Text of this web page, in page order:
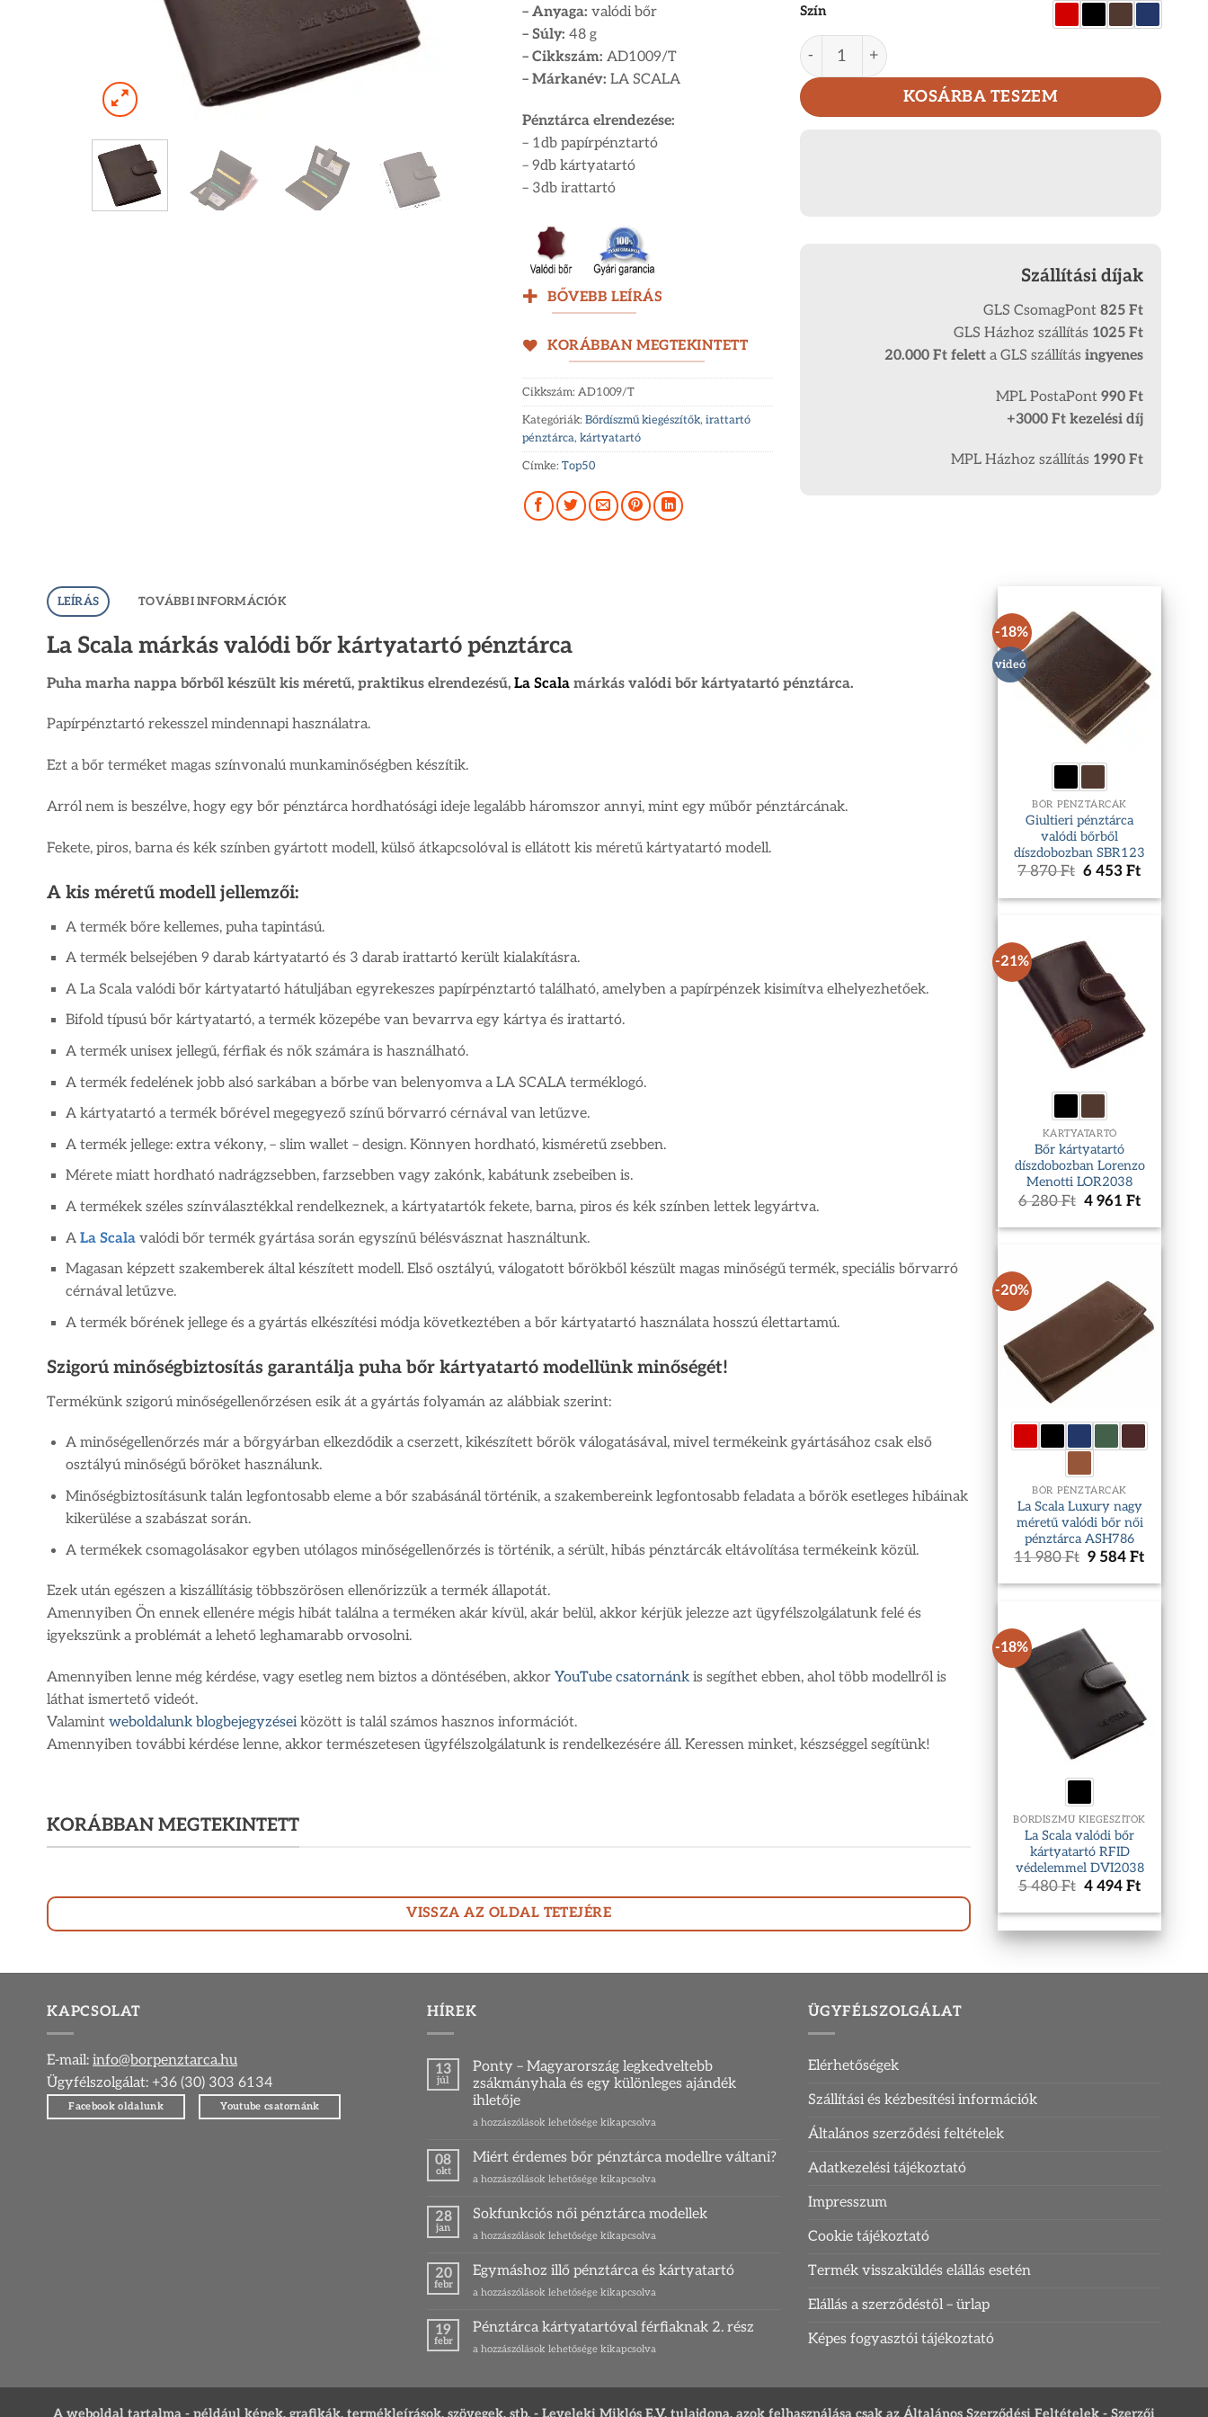
– Anyaga: valódi bőr
– Súly: 48 g
– Cikkszám: AD1009/T
– Márkanév:LA SCALA
Pénztárca elrendezése:
– 1db papírpénztartó
– 9db kártyatartó
– 3db irattartó
BŐVEBB LEÍRÁS
KORÁBBAN MEGTEKINTETT
Cikkszám:AD1009/T
Kategóriák:Bőrdíszmű kiegészítők,irattartó
pénztárca,kártyatartó
Címke:Top50
Szín
La Scala valódi bőr irat és kártyatartó AD1009/T
KOSÁRBA TESZEM
Szállítási díjak
GLS CsomagPont 825 Ft
GLS Házhoz szállítás 1025 Ft
20.000 Ft feletta GLS szállítás ingyenes
MPL PostaPont 990 Ft
+3000 Ft kezelési díj
MPL Házhoz szállítás 1990 Ft
LEÍRÁS TOVÁBBI INFORMÁCIÓK
La Scala márkás valódi bőr kártyatartó pénztárca
Puha marha nappa bőrből készült kis méretű, praktikus elrendezésű, La Scala márkás valódi bőr kártyatartó pénztárca.
Papírpénztartó rekesszel mindennapi használatra.
Ezt a bőr terméket magas színvonalú munkaminőségben készítik.
Arról nem is beszélve, hogy egy bőr pénztárca hordhatósági ideje legalább háromszor annyi, mint egy műbőr pénztárcának.
Fekete, piros, barna és kék színben gyártott modell, külső átkapcsolóval is ellátott kis méretű kártyatartó modell.
A kis méretű modell jellemzői:
A termék bőre kellemes, puha tapintású.
A termék belsejében 9 darab kártyatartó és 3 darab irattartó került kialakításra.
A La Scala valódi bőr kártyatartó hátuljában egyrekeszes papírpénztartó található, amelyben a papírpénzek kisimítva elhelyezhetőek.
Bifold típusú bőr kártyatartó, a termék közepébe van bevarrva egy kártya és irattartó.
A termék unisex jellegű, férfiak és nők számára is használható.
A termék fedelének jobb alsó sarkában a bőrbe van belenyomva a LA SCALA terméklogó.
A kártyatartó a termék bőrével megegyező színű bőrvarró cérnával van letűzve.
A termék jellege: extra vékony, – slim wallet – design. Könnyen hordható, kisméretű zsebben.
Mérete miatt hordható nadrágzsebben, farzsebben vagy zakónk, kabátunk zsebeiben is.
A termékek széles színválasztékkal rendelkeznek, a kártyatartók fekete, barna, piros és kék színben lettek legyártva.
A La Scalavalódi bőr termék gyártása során egyszínű bélésvásznat használtunk.
Magasan képzett szakemberek által készített modell. Első osztályú, válogatott bőrökből készült magas minőségű termék, speciális bőrvarró
cérnával letűzve.
A termék bőrének jellege és a gyártás elkészítési módja következtében a bőr kártyatartó használata hosszú élettartamú.
Szigorú minőségbiztosítás garantálja puha bőr kártyatartó modellünk minőségét!
Termékünk szigorú minőségellenőrzésen esik át a gyártás folyamán az alábbiak szerint:
A minőségellenőrzés már a bőrgyárban elkezdődik a cserzett, kikészített bőrök válogatásával, mivel termékeink gyártásához csak első
osztályú minőségű bőröket használunk.
Minőségbiztosításunk talán legfontosabb eleme a bőr szabásánál történik, a szakembereink legfontosabb feladata a bőrök esetleges hibáinak
kikerülése a szabászat során.
A termékek csomagolásakor egyben utólagos minőségellenőrzés is történik, a sérült, hibás pénztárcák eltávolítása termékeink közül.
Ezek után egészen a kiszállításig többszörösen ellenőrizzük a termék állapotát.
Amennyiben Ön ennek ellenére mégis hibát találna a terméken akár kívül, akár belül, akkor kérjük jelezze azt ügyfélszolgálatunk felé és
igyekszünk a problémát a lehető leghamarabb orvosolni.
Amennyiben lenne még kérdése, vagy esetleg nem biztos a döntésében, akkor YouTube csatornánk is segíthet ebben, ahol több modellről is
láthat ismertető videót.
Valamint weboldalunk blogbejegyzéseiközött is talál számos hasznos információt.
Amennyiben további kérdése lenne, akkor természetesen ügyfélszolgálatunk is rendelkezésére áll. Keressen minket, készséggel segítünk!
KORÁBBAN MEGTEKINTETT
VISSZA AZ OLDAL TETEJÉRE
-18%
videó
BŐR PÉNZTÁRCÁK
Giultieri pénztárca
valódi bőrből
díszdobozban SBR123
7 870Ft Original
was:
6 453Ft
is:
-21%
KÁRTYATARTÓ
Bőr kártyatartó
díszdobozban Lorenzo
Menotti LOR2038
6 280Ft Original
was:
4 961 FtCurrent
is:
-20%
BŐR PÉNZTÁRCÁK
La Scala Luxury nagy
méretű valódi bőr női
pénztárca ASH786
11 980Ft Original
was:
9 584Ft
is:
-18%
BŐRDÍSZMŰ KIEGÉSZÍTŐK
La Scala valódi bőr
kártyatartó RFID
védelemmel DVI2038
5 480Ft Original
was:
5
480 Ft.
4 494 FtCurrent
is:
4
494 Ft.
KAPCSOLAT
E-mail: info@borpenztarca.hu
Ügyfélszolgálat: +36 (30) 303 6134
Facebook oldalunk Youtube csatornánk
HÍREK
13
júl
Ponty – Magyarország legkedveltebb
zsákmányhala és egy különleges ajándék
ihletője
Ponty
Magyarország
zsákmányhala
egy
különleges
bejegyzéshez
a hozzászólások lehetősége kikapcsolva
08
okt
Miért érdemes bőr pénztárca modellre váltani?
Miért
bőr
modellre
bejegyzéshez
a hozzászólások lehetősége kikapcsolva
28
jan
Sokfunkciós női pénztárca modellek
Sokfunkciós
pénztárca
modellek
bejegyzéshez
a hozzászólások lehetősége kikapcsolva
20
febr
Egymáshoz illő pénztárca és kártyatartó
Egymáshoz
pénztárca
kártyatartó
a hozzászólások lehetősége kikapcsolva
19
febr
Pénztárca kártyatartóval férfiaknak 2. rész
Pénztárca
rész
a hozzászólások lehetősége kikapcsolva
ÜGYFÉLSZOLGÁLAT
Elérhetőségek
Szállítási és kézbesítési információk
Általános szerződési feltételek
Adatkezelési tájékoztató
Impresszum
Cookie tájékoztató
Termék visszaküldés elállás esetén
Elállás a szerződéstől – ürlap
Képes fogyasztói tájékoztató
A weboldal tartalma - például képek, grafikák, termékleírások, szövegek, stb. - Leveleki Miklós E.V. tulajdona, azok felhasználása csak az Általános Szerződési Feltételek - Szerzői